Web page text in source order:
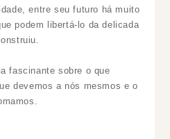
entre seu futuro há muito
podem libertá-lo da delicada
fascinante sobre o que
devemos a nós mesmos e o